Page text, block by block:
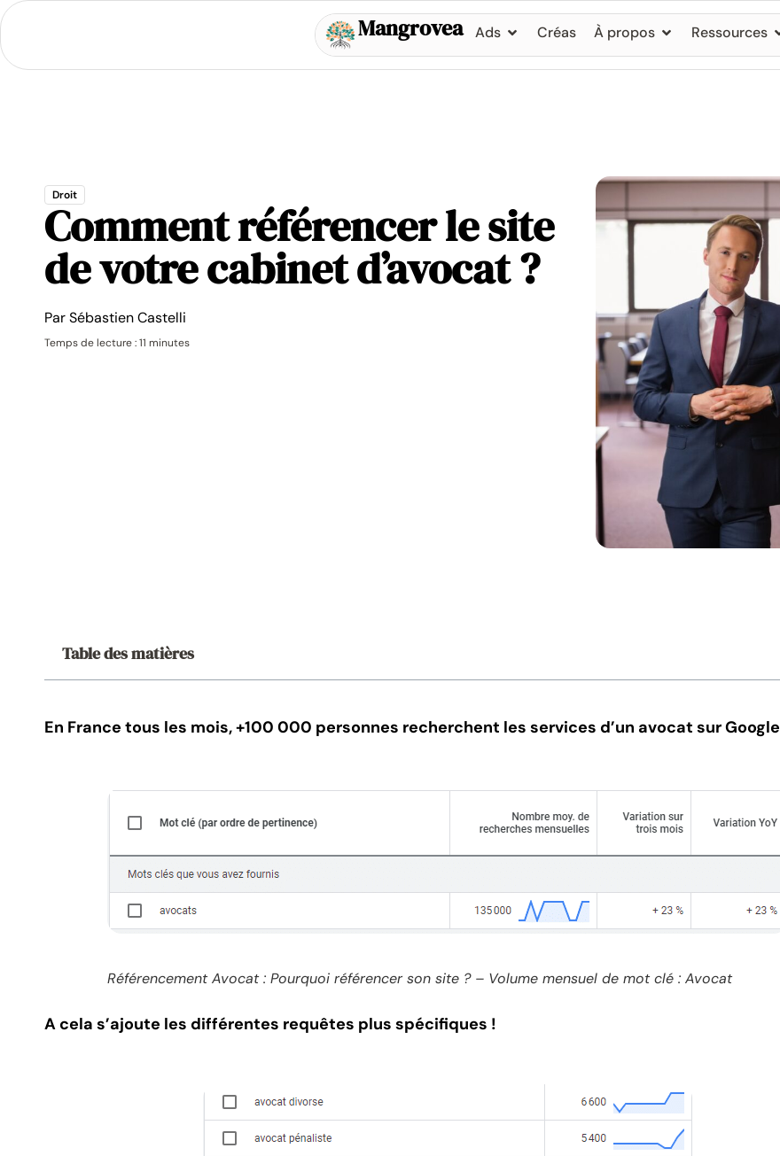
Mangrovea Ads Créas À propos Ressources
Droit
Comment référencer le site
de votre cabinet d’avocat ?
ParSébastien Castelli
Temps de lecture : 11 minutes
Table des matières
En France tous les mois, +100 000 personnes recherchent les services d’un avocat sur Google
Référencement Avocat : Pourquoi référencer son site ? – Volume mensuel de mot clé : Avocat
A cela s’ajoute les différentes requêtes plus spécifiques !